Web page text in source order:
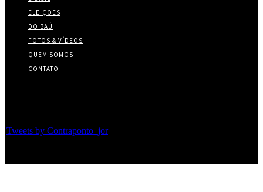
ELEIÇÕES
DO BAÚ
FOTOS & VÍDEOS
QUEM SOMOS
CONTATO
Tweets by Contraponto_jor